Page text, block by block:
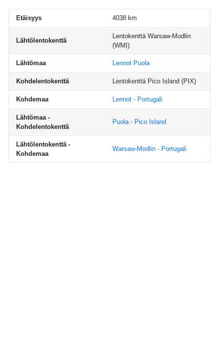
Etäisyys 4038 km
Lähtölentokenttä
Lentokenttä Warsaw-Modlin
(WMI)
Lähtömaa Lennot Puola
Kohdelentokenttä Lentokenttä Pico Island (PIX)
Kohdemaa Lennot - Portugali
Lähtömaa -
Kohdelentokenttä
Puola - Pico Island
Lähtölentokenttä -
Kohdemaa
Warsaw-Modlin - Portugali